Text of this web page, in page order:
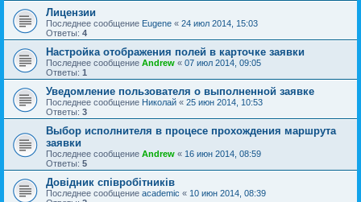
Лицензии
Последнее сообщение Eugene « 24 июл 2014, 15:03
Ответы: 4
Настройка отображения полей в карточке заявки
Последнее сообщение Andrew « 07 июл 2014, 09:05
Ответы: 1
Уведомление пользователя о выполненной заявке
Последнее сообщение Николай « 25 июн 2014, 10:53
Ответы: 3
Выбор исполнителя в процесе прохождения маршрута
заявки
Последнее сообщение Andrew « 16 июн 2014, 08:59
Ответы: 5
Довідник співробітників
Последнее сообщение academic « 10 июн 2014, 08:39